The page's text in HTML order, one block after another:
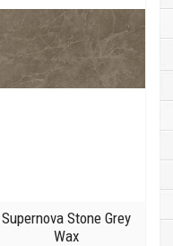
Supernova Stone Grey
Wax